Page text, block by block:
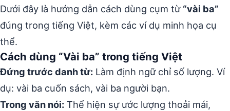
Dưới đây là hướng dẫn cách dùng cụm từ “vài ba”
đúng trong tiếng Việt, kèm các ví dụ minh họa cụ
thể.
Cách dùng “Vài ba” trong tiếng Việt
Đứng trước danh từ: Làm định ngữ chỉ số lượng. Ví
dụ: vài ba cuốn sách, vài ba người bạn.
Trong văn nói: Thể hiện sự ước lượng thoải mái,